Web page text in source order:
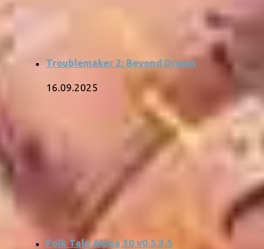
Troublemaker 2: Beyond Dream
16.09.2025
Folk Tale Alpha 30 v0.5.3.5